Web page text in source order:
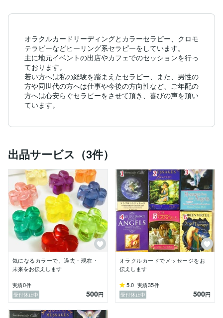
オラクルカードリーディングとカラーセラピー、クロモ
テラピーなどヒーリング系セラピーをしています。
主に地元イベントの出店やカフェでのセッションを行っ
ております。
若い方へは私の経験を踏まえたセラピー、また、男性の
方や同世代の方へは仕事や今後の方向性など、ご年配の
方へは心安らぐセラピーをさせて頂き、喜びの声を頂い
ています。
出品サービス（3件）
気になるカラーで、過去・現在・
未来をお伝えします
実績0件
受付休止中
500円
オラクルカードでメッセージをお
伝えします
5.0 実績35件
受付休止中
500円